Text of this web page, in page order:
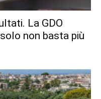
La GDO
non basta più